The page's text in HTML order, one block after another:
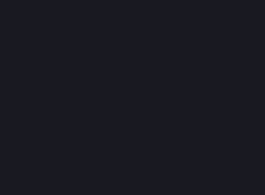
Puedes recibir un reembolso
comprado en la tienda de Steam,
los artículos del lote se haya
combinado de todos los artículos
Si un lote incluye un artículo de
reembolsable, Steam te dirá si